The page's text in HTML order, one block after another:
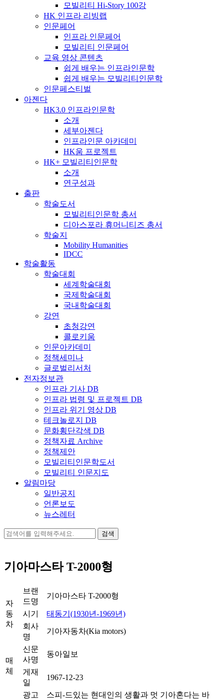
모빌리티 Hi-Story 100강
HK 인프라 리빙랩
인문페어
인프라 인문페어
모빌리티 인문페어
교육 영상 콘텐츠
쉽게 배우는 인프라인문학
쉽게 배우는 모빌리티인문학
인문페스티벌
아젠다
HK3.0 인프라인문학
소개
세부아젠다
인프라인문 아카데미
HK움 프로젝트
HK+ 모빌리티인문학
소개
연구성과
출판
학술도서
모빌리티인문학 총서
디아스포라 휴머니티즈 총서
학술지
Mobility Humanities
IDCC
학술활동
학술대회
세계학술대회
국제학술대회
국내학술대회
강연
초청강연
콜로키움
인문아카데미
정책세미나
글로벌리서처
전자정보관
인프라 기사 DB
인프라 법령 및 프로젝트 DB
인프라 위기 영상 DB
테크놀로지 DB
문화횡단각색 DB
정책자료 Archive
정책제안
모빌리티인문학도서
모빌리티 인문지도
알림마당
일반공지
언론보도
뉴스레터
검
기아마스타 T-2000형
자
동
차
브랜
드명
기아마스타 T-2000형
시기
태동기(1930년-1969년)
회사
명
기아자동차(Kia motors)
매
체
신문
사명
동아일보
게재
일
1967-12-23
광고
스피-드있는 현대인의 생활과 멋 기아혼다는 바